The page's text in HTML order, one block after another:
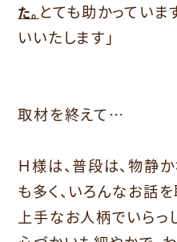
た。 とても助かっていま
いいたします」
取材を終えて…
Ｈ様は、普段は、物静
も多く、いろんなお話
上手なお人柄でいらっ